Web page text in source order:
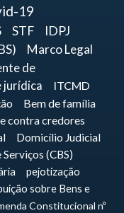
19
STF
IDPJ
Marco Legal
de
jurídica
ITCMD
Bem de família
contra credores
Domicílio Judicial
(CBS)
pejotização
sobre Bens e
Constitucional nº